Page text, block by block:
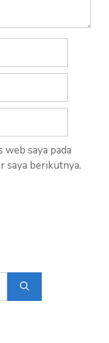
web saya pada
saya berikutnya.